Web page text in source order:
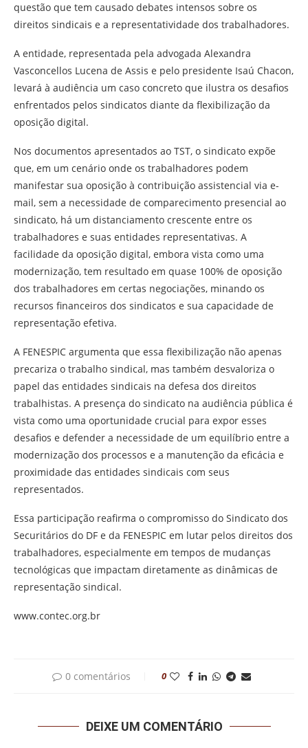
questão que tem causado debates intensos sobre os
direitos sindicais e a representatividade dos trabalhadores.
A entidade, representada pela advogada Alexandra
Vasconcellos Lucena de Assis e pelo presidente Isaú Chacon,
levará à audiência um caso concreto que ilustra os desafios
enfrentados pelos sindicatos diante da flexibilização da
oposição digital.
Nos documentos apresentados ao TST, o sindicato expõe
que, em um cenário onde os trabalhadores podem
manifestar sua oposição à contribuição assistencial via e-
mail, sem a necessidade de comparecimento presencial ao
sindicato, há um distanciamento crescente entre os
trabalhadores e suas entidades representativas. A
facilidade da oposição digital, embora vista como uma
modernização, tem resultado em quase 100% de oposição
dos trabalhadores em certas negociações, minando os
recursos financeiros dos sindicatos e sua capacidade de
representação efetiva.
A FENESPIC argumenta que essa flexibilização não apenas
precariza o trabalho sindical, mas também desvaloriza o
papel das entidades sindicais na defesa dos direitos
trabalhistas. A presença do sindicato na audiência pública é
vista como uma oportunidade crucial para expor esses
desafios e defender a necessidade de um equilíbrio entre a
modernização dos processos e a manutenção da eficácia e
proximidade das entidades sindicais com seus
representados.
Essa participação reafirma o compromisso do Sindicato dos
Securitários do DF e da FENESPIC em lutar pelos direitos dos
trabalhadores, especialmente em tempos de mudanças
tecnológicas que impactam diretamente as dinâmicas de
representação sindical.
www.contec.org.br
0 comentários 0
DEIXE UM COMENTÁRIO